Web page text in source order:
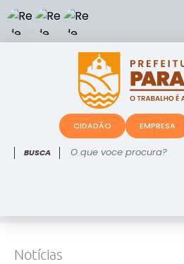
O que voce procura?
CIDADÃO EMPRESA
Notícias